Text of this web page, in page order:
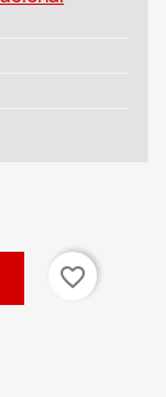
favorite_border